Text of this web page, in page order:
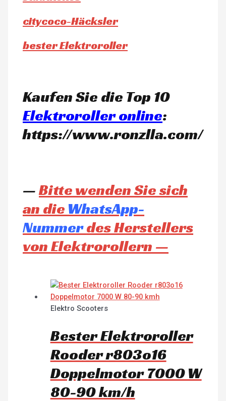
citycoco-Häcksler
bester Elektroroller
Kaufen Sie die Top 10
Elektroroller online:
https://www.ronzlla.com/
—Bitte wenden Sie sich
an die WhatsApp-
Nummerdes Herstellers
von Elektrorollern —
Elektro Scooters
Bester Elektroroller
Rooder r803o16
Doppelmotor 7000 W
80-90 km/h